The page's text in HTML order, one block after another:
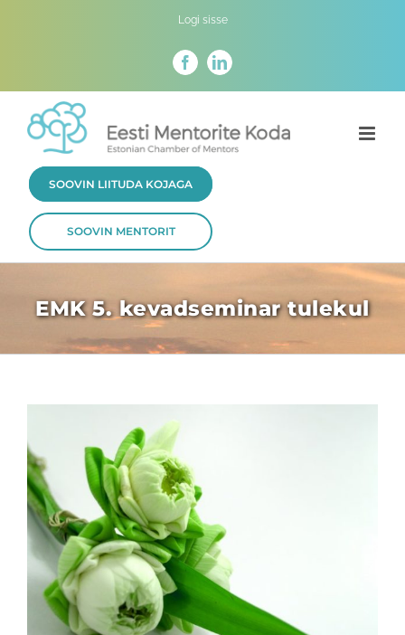
Logi sisse
FacebookLinkedIn
SOOVIN LIITUDA KOJAGA
SOOVIN MENTORIT
EMK 5. kevadseminar tulekul
Image